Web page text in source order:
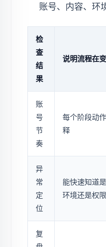
账号、内容、环
检
查
结
果
说明流程在
账
号
节
奏
每个阶段动
释
异
常
定
位
能快速知道是
环境还是权
复